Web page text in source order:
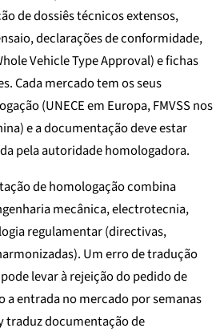
de dossiês técnicos extensos,
declarações de conformidade,
Vehicle Type Approval) e fichas
Cada mercado tem os seus
(UNECE em Europa, FMVSS nos
e a documentação deve estar
pela autoridade homologadora.
de homologação combina
mecânica, electrotecnia,
regulamentar (directivas,
Um erro de tradução
levar à rejeição do pedido de
a entrada no mercado por semanas
traduz documentação de